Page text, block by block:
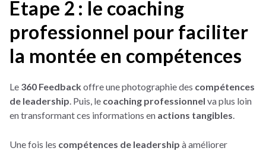
Etape 2 : le coaching
professionnel pour faciliter
la montée en compétences
Le 360 Feedbackoffre une photographie des compétences
de leadership. Puis, le coaching professionnel va plus loin
en transformant ces informations en actions tangibles.
Une fois les compétences de leadership à améliorer